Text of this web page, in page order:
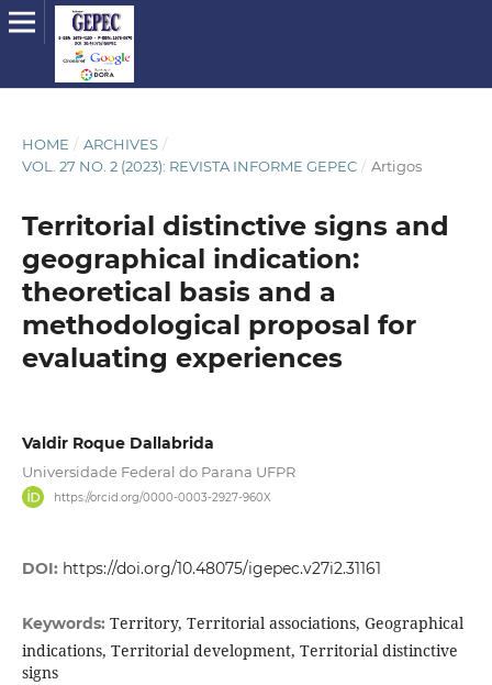
HOME / ARCHIVES /
VOL. 27 NO. 2 (2023): REVISTA INFORME GEPEC / Artigos
Territorial distinctive signs and
geographical indication:
theoretical basis and a
methodological proposal for
evaluating experiences
Valdir Roque Dallabrida
Universidade Federal do Parana UFPR
https://orcid.org/0000-0003-2927-960X
DOI: https://doi.org/10.48075/igepec.v27i2.31161
Keywords: Territory, Territorial associations, Geographical
indications, Territorial development, Territorial distinctive
signs